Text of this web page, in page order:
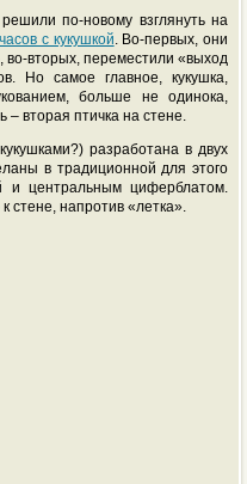
по-новому взглянуть на
с кукушкой. Во-первых, они
вторых, переместили «выход
Но самое главное, кукушка,
больше не одинока,
– вторая птичка на стене.
разработана в двух
в традиционной для этого
центральным циферблатом.
стене, напротив «летка».